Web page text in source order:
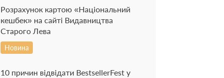
Розрахунок картою «Національний
кешбек» на сайті Видавництва
Старого Лева
Новина
10 причин відвідати BestsellerFest у